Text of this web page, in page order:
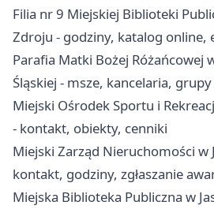
Filia nr 9 Miejskiej Biblioteki
Zdroju - godziny, katalog online,
Parafia Matki Bożej Różańcowej
Śląskiej - msze, kancelaria,
Miejski Ośrodek Sportu i
- kontakt, obiekty, cenniki
Miejski Zarząd Nieruchomości w
kontakt, godziny, zgłaszanie
Miejska Biblioteka Publiczna w